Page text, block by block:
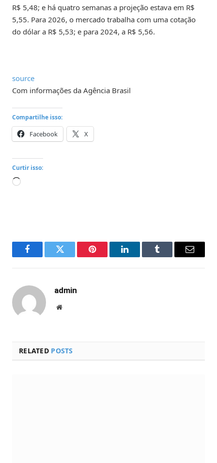
R$ 5,48; e há quatro semanas a projeção estava em R$
5,55. Para 2026, o mercado trabalha com uma cotação
do dólar a R$ 5,53; e para 2024, a R$ 5,56.
source
Com informações da Agência Brasil
Compartilhe isso:
Facebook X
Curtir isso:
Carregando...
FacebookTwitter Pinterest LinkedInTumblr Email
admin
Website
RELATED POSTS